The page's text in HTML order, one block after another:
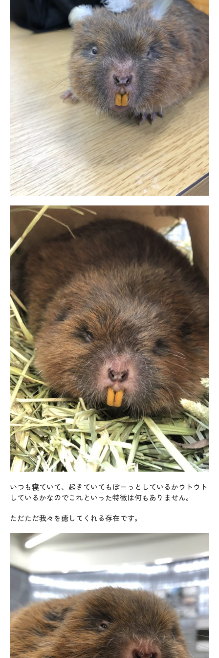
いつも寝ていて、起きていてもぼーっとしているかウトウト
しているかなのでこれといった特徴は何もありません。
ただただ我々を癒してくれる存在です。